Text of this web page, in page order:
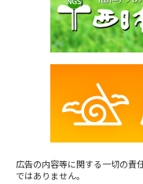
広告の内容等に関する一切の責
ではありません。